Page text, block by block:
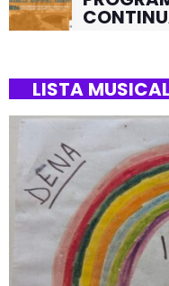
LISTA MUSICAL